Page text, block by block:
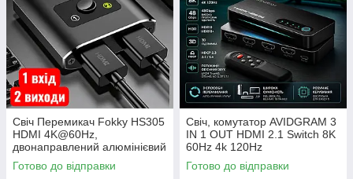
Свіч Перемикач Fokky HS305
HDMI 4K@60Hz,
двонаправлений алюмінієвий
комутатор розгалужувач 1
вхід 2 виходи
Готово до відправки
Свіч, комутатор AVIDGRAM 3
IN 1 OUT HDMI 2.1 Switch 8K
60Hz 4k 120Hz
Готово до відправки